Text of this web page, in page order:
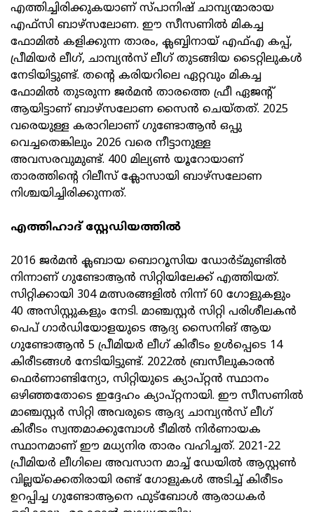
എത്തിച്ചിരിക്കുകയാണ് സ്പാനിഷ് ചാമ്പ്യന്മാരായ
എഫ്സി ബാഴ്‌സലോണ. ഈ സീസണിൽ മികച്ച
ഫോമിൽ കളിക്കുന്ന താരം, ക്ലബ്ബിനായ് എഫ്എ കപ്പ്,
പ്രീമിയർ ലീഗ്, ചാമ്പ്യൻസ് ലീഗ് തുടങ്ങിയ ടൈറ്റിലുകൾ
നേടിയിട്ടുണ്ട്. തന്റെ കരിയറിലെ ഏറ്റവും മികച്ച
ഫോമിൽ തുടരുന്ന ജർമൻ താരത്തെ ഫ്രീ ഏജന്റ്
ആയിട്ടാണ് ബാഴ്‌സലോണ സൈൻ ചെയ്തത്. 2025
വരെയുള്ള കരാറിലാണ് ഗുണ്ടോആൻ ഒപ്പു
വെച്ചതെങ്കിലും 2026 വരെ നീട്ടാനുള്ള
അവസരവുമുണ്ട്. 400 മില്യൺ യൂറോയാണ്
താരത്തിന്റെ റിലീസ് ക്ലോസായി ബാഴ്‌സലോണ
നിശ്ചയിച്ചിരിക്കുന്നത്.
എത്തിഹാദ് സ്റ്റേഡിയത്തിൽ
2016 ജർമൻ ക്ലബായ ബൊറൂസിയ ഡോർട്മുണ്ടിൽ
നിന്നാണ് ഗുണ്ടോആൻ സിറ്റിയിലേക്ക് എത്തിയത്.
സിറ്റിക്കായി 304 മത്സരങ്ങളിൽ നിന്ന് 60 ഗോളുകളും
40 അസിസ്റ്റുകളും നേടി. മാഞ്ചസ്റ്റർ സിറ്റി പരിശീലകൻ
പെപ് ഗാർഡിയോളയുടെ ആദ്യ സൈനിങ് ആയ
ഗുണ്ടോആൻ 5 പ്രീമിയർ ലീഗ് കിരീടം ഉൾപ്പെടെ 14
കിരീടങ്ങൾ നേടിയിട്ടുണ്ട്. 2022ൽ ബ്രസീലുകാരൻ
ഫെർണാണ്ടിന്യോ, സിറ്റിയുടെ ക്യാപ്റ്റൻ സ്ഥാനം
ഒഴിഞ്ഞതോടെ ഇദ്ദേഹം ക്യാപ്റ്റനായി. ഈ സീസണിൽ
മാഞ്ചസ്റ്റർ സിറ്റി അവരുടെ ആദ്യ ചാമ്പ്യൻസ് ലീഗ്
കിരീടം സ്വന്തമാക്കുമ്പോൾ ടീമിൽ നിർണായക
സ്ഥാനമാണ് ഈ മധ്യനിര താരം വഹിച്ചത്. 2021-22
പ്രീമിയർ ലീഗിലെ അവസാന മാച്ച് ഡേയിൽ ആസ്റ്റൺ
വില്ലയ്‌ക്കെതിരായി രണ്ട് ഗോളുകൾ അടിച്ച് കിരീടം
ഉറപ്പിച്ച ഗുണ്ടോആനെ ഫുട്‌ബോൾ ആരാധകർ